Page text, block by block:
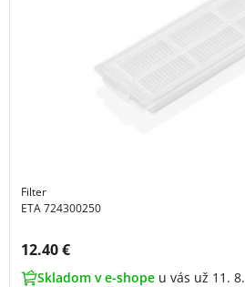
Filter
ETA 724300250
Cena s DPH:
12.40 €
Skladom v e-shope u vás už 11. 8.